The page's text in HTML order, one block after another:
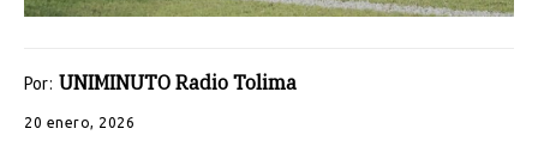
Por: UNIMINUTO Radio Tolima
20 enero, 2026